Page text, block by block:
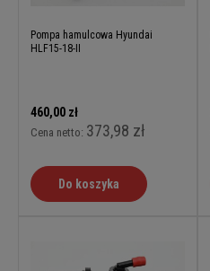
Pompa hamulcowa Hyundai
HLF15-18-II
460,00 zł
Cena netto: 373,98 zł
Do koszyka